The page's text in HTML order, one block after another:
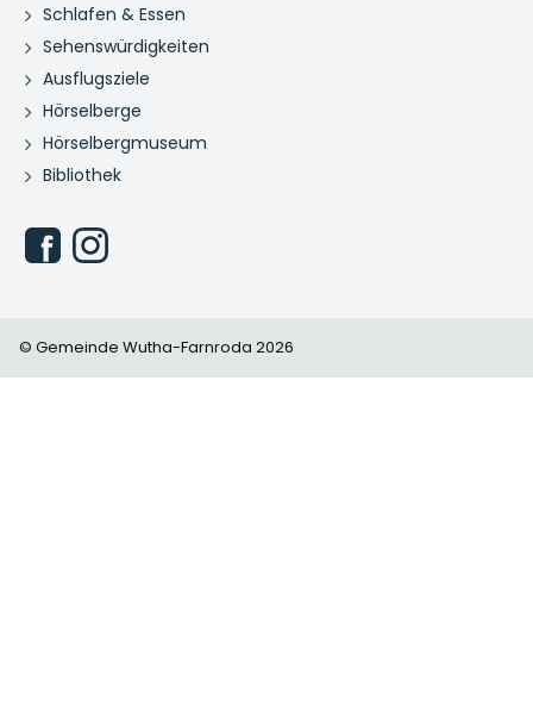
Schlafen & Essen
Sehenswürdigkeiten
Ausflugsziele
Hörselberge
Hörselbergmuseum
Bibliothek
© Gemeinde Wutha-Farnroda 2026